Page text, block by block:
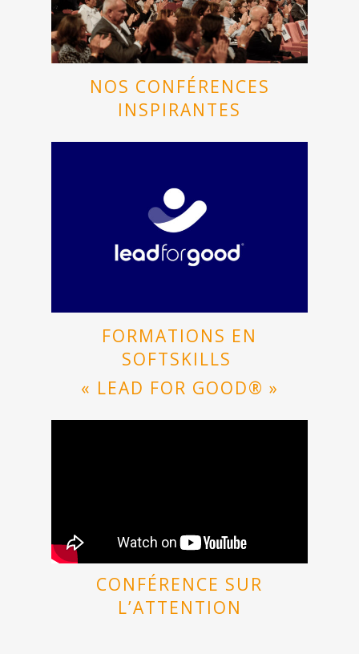
NOS CONFÉRENCES
INSPIRANTES
FORMATIONS EN
SOFTSKILLS
« LEAD FOR GOOD® »
CONFÉRENCE SUR
L’ATTENTION